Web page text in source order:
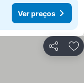
Ver preços
Partilhar